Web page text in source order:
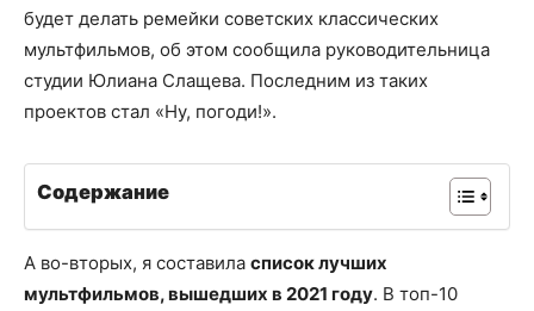
будет делать ремейки советских классических
мультфильмов, об этом сообщила руководительница
студии Юлиана Слащева. Последним из таких
проектов стал «Ну, погоди!».
Содержание
А во-вторых, я составила список лучших
мультфильмов, вышедших в 2021 году. В топ-10